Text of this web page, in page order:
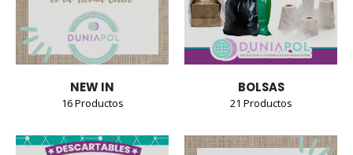
NEW IN
16Productos
BOLSAS
21 Productos